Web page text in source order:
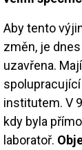
Aby tento
změn, je
uzavřena.
institutem. V
kdy byla
laboratoř.